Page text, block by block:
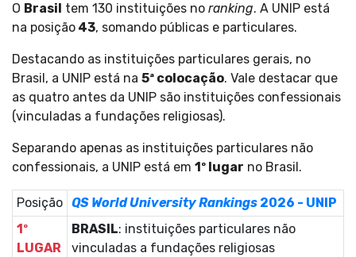
O Brasil tem 130 instituições no ranking. A UNIP está
na posição 43, somando públicas e particulares.
Destacando as instituições particulares gerais, no
Brasil, a UNIP está na 5ª colocação. Vale destacar que
as quatro antes da UNIP são instituições confessionais
(vinculadas a fundações religiosas).
Separando apenas as instituições particulares não
confessionais, a UNIP está em 1º lugar no Brasil.
Posição QS World UniversityRankings 2026 - UNIP
1º
LUGAR
BRASIL: instituições particulares não
vinculadas a fundações religiosas